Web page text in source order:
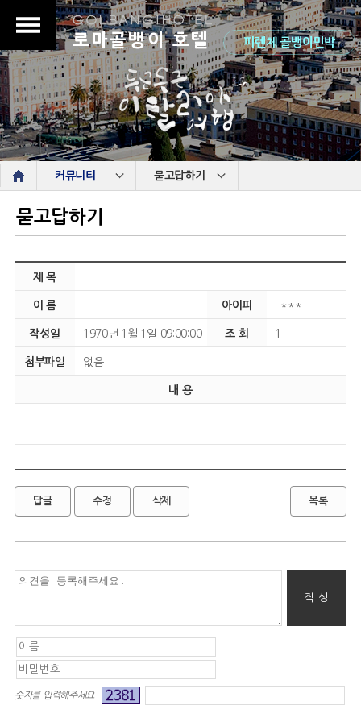
로마골뱅이 호텔 피렌체 골뱅이민박
커뮤니티 묻고답하기
묻고답하기
제 목
이 름 아이피 ..***.
작성일 1970년 1월 1일 09:00:00 조 회 1
첨부파일 없음
내 용
답글 수정 삭제 목록
숫자를 입력해주세요